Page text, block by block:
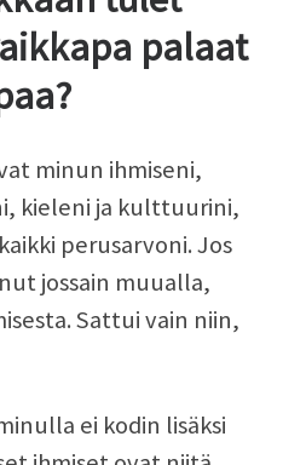
palaat
minun ihmiseni,
kieleni ja kulttuurini,
perusarvoni. Jos
jossain muualla,
Sattui vain niin,
ei kodin lisäksi